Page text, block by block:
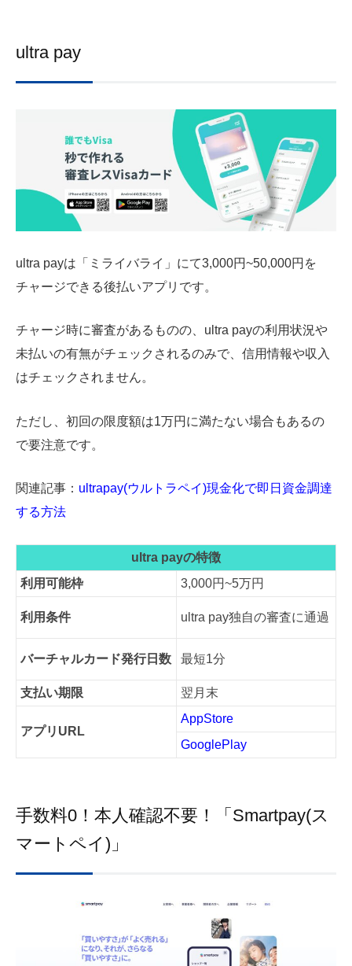
ultra pay
ultra payは「ミライバライ」にて3,000円~50,000円を
チャージできる後払いアプリです。
チャージ時に審査があるものの、ultra payの利用状況や
未払いの有無がチェックされるのみで、信用情報や収入
はチェックされません。
ただし、初回の限度額は1万円に満たない場合もあるの
で要注意です。
関連記事： ultrapay(ウルトラペイ)現金化で即日資金調達
する方法
ultra payの特徴
利用可能枠
3,000円~5万円
利用条件 ultra pay独自の審査に通過
バーチャルカード発行日数 最短1分
支払い期限 翌月末
アプリURL
AppStore
GooglePlay
手数料0！本人確認不要！「Smartpay(ス
マートペイ)」